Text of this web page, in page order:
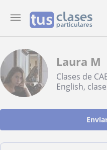
Laura M
Clases de
English,